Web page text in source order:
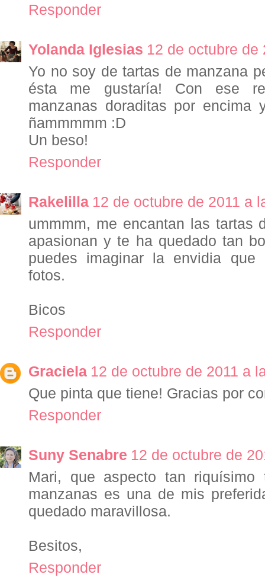
Responder
Yolanda Iglesias 12 de octubre de
Yo no soy de tartas de manzana
ésta me gustaría! Con ese
manzanas doraditas por encima
ñammmmm :D
Un beso!
Responder
Rakelilla 12 de octubre de 2011 a
ummmm, me encantan las tartas
apasionan y te ha quedado tan
puedes imaginar la envidia
fotos.
Bicos
Responder
Graciela 12 de octubre de 2011 a
Que pinta que tiene! Gracias por
Responder
Suny Senabre 12 de octubre de
Mari, que aspecto tan
manzanas es una de mis
quedado maravillosa.
Besitos,
Responder